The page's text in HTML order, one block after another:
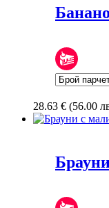
28.63 € (56.00